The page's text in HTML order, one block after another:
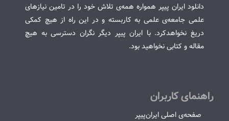
دانلود ایران پیپر همواره همه‌ی تلاش خود را در تامین نیازهای
علمی جامعه‌ی علمی به کاربسته و در این راه از هیچ کمکی
دریغ نخواهدکرد. با ایران پیپر دیگر نگران دسترسی به هیچ
مقاله و کتابی نخواهید بود.
راهنمای کاربران
صفحه‌ی اصلی ایران‌پیپر